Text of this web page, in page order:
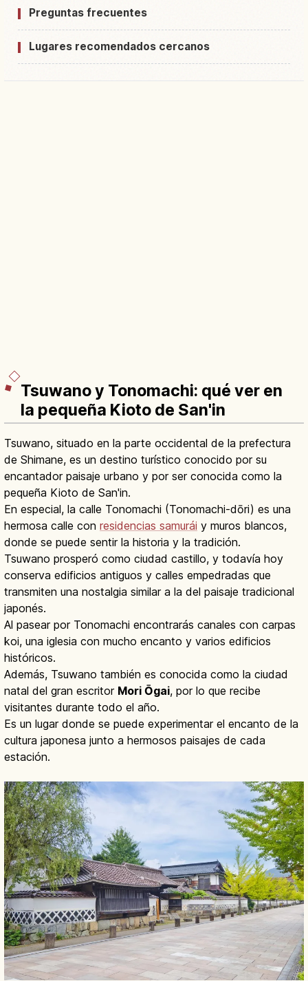
Preguntas frecuentes
Lugares recomendados cercanos
Tsuwano y Tonomachi: qué ver en
la pequeña Kioto de San'in
Tsuwano, situado en la parte occidental de la prefectura
de Shimane, es un destino turístico conocido por su
encantador paisaje urbano y por ser conocida como la
pequeña Kioto de San'in.
En especial, la calle Tonomachi (Tonomachi-dōri) es una
hermosa calle con residencias samurái y muros blancos,
donde se puede sentir la historia y la tradición.
Tsuwano prosperó como ciudad castillo, y todavía hoy
conserva edificios antiguos y calles empedradas que
transmiten una nostalgia similar a la del paisaje tradicional
japonés.
Al pasear por Tonomachi encontrarás canales con carpas
koi, una iglesia con mucho encanto y varios edificios
históricos.
Además, Tsuwano también es conocida como la ciudad
natal del gran escritor Mori Ōgai, por lo que recibe
visitantes durante todo el año.
Es un lugar donde se puede experimentar el encanto de la
cultura japonesa junto a hermosos paisajes de cada
estación.